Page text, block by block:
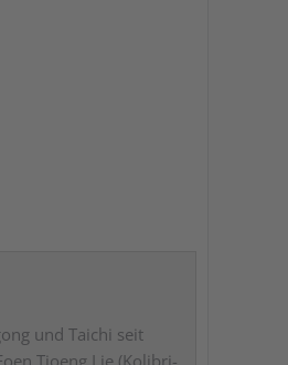
und Taichi seit
Tjoeng Lie (Kolibri-